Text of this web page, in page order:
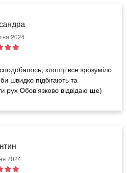
2024
хлопці все зрозуміло
швидко підбігають та
допомагають продовжити рух Обовʼязково відвідаю ще)
2024